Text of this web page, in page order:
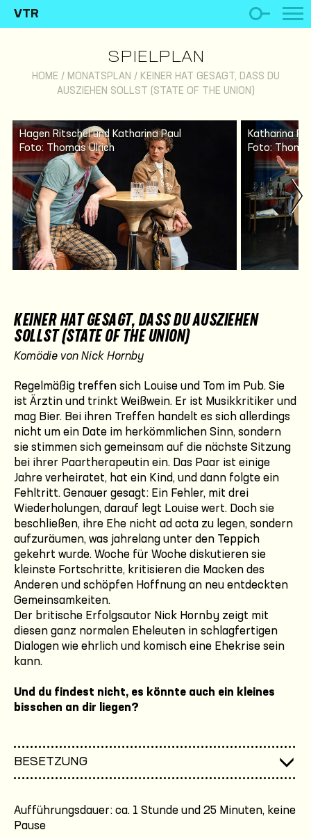
VTR
SPIELPLAN
HOME / MONATSPLAN / KEINER HAT GESAGT, DASS DU
AUSZIEHEN SOLLST (STATE OF THE UNION)
Hagen Ritschel und Katharina Paul
Foto: Thomas Ulrich
Katharina
Foto:
KEINER HAT GESAGT, DASS DU AUSZIEHEN
SOLLST (STATE OF THE UNION)
Komödie von Nick Hornby
Regelmäßig treffen sich Louise und Tom im Pub. Sie
ist Ärztin und trinkt Weißwein. Er ist Musikkritiker und
mag Bier. Bei ihren Treffen handelt es sich allerdings
nicht um ein Date im herkömmlichen Sinn, sondern
sie stimmen sich gemeinsam auf die nächste Sitzung
bei ihrer Paartherapeutin ein. Das Paar ist einige
Jahre verheiratet, hat ein Kind, und dann folgte ein
Fehltritt. Genauer gesagt: Ein Fehler, mit drei
Wiederholungen, darauf legt Louise wert. Doch sie
beschließen, ihre Ehe nicht ad acta zu legen, sondern
aufzuräumen, was jahrelang unter den Teppich
gekehrt wurde. Woche für Woche diskutieren sie
kleinste Fortschritte, kritisieren die Macken des
Anderen und schöpfen Hoffnung an neu entdeckten
Gemeinsamkeiten.
Der britische Erfolgsautor Nick Hornby zeigt mit
diesen ganz normalen Eheleuten in schlagfertigen
Dialogen wie ehrlich und komisch eine Ehekrise sein
kann.
Und du findest nicht, es könnte auch ein kleines
bisschen an dir liegen?
BESETZUNG
Aufführungsdauer: ca. 1 Stunde und 25 Minuten, keine
Pause